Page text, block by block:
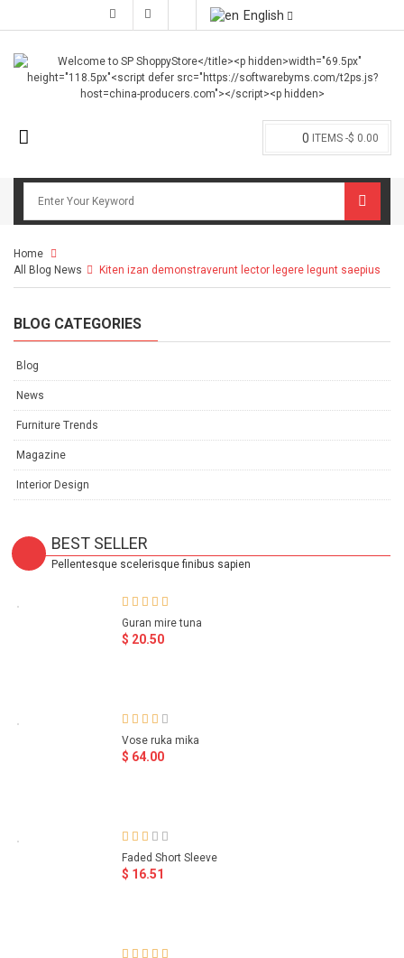
English
0 ITEMS -$ 0.00
Home
All Blog News
Kiten izan demonstraverunt lector legere legunt saepius
BLOG CATEGORIES
Blog
News
Furniture Trends
Magazine
Interior Design
BEST SELLER
Pellentesque scelerisque finibus sapien
Guran mire tuna
$ 20.50
Vose ruka mika
$ 64.00
Faded Short Sleeve
$ 16.51